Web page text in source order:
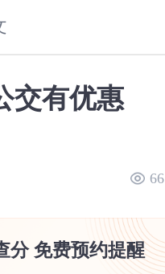
交有优惠
66
分 免费预约提醒